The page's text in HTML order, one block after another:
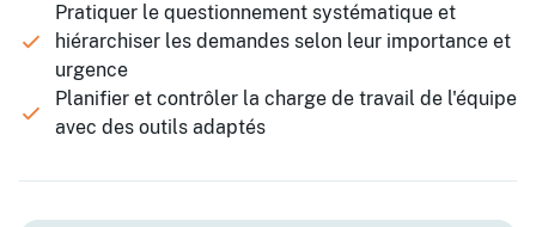
Pratiquer le questionnement systématique et
hiérarchiser les demandes selon leur importance et
urgence
Planifier et contrôler la charge de travail de l'équipe
avec des outils adaptés